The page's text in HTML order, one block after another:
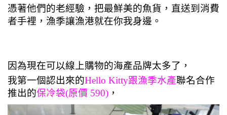
憑著他們的老經驗，把最鮮美的魚貨，直送到消費
者手裡，漁季讓漁港就在你我身邊。
因為現在可以線上購物的海產品牌太多了，
我第一個認出來的Hello Kitty跟漁季水產聯名合作
推出的保冷袋(原價 590) ，